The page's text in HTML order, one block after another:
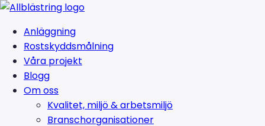
Anläggning
Rostskyddsmålning
Våra projekt
Blogg
Om oss
Kvalitet, miljö & arbetsmiljö
Branschorganisationer